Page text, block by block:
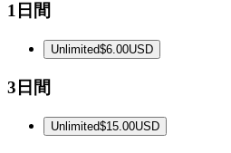
1日間
Unlimited$6.00USD
3日間
Unlimited$15.00USD